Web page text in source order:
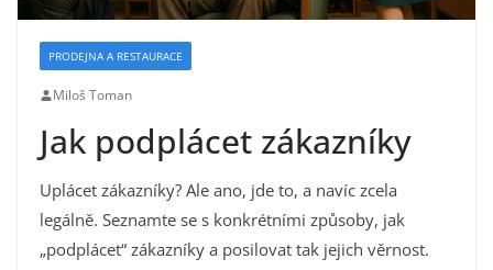
PRODEJNA A RESTAURACE
Miloš Toman
Jak podplácet zákazníky
Uplácet zákazníky? Ale ano, jde to, a navíc zcela
legálně. Seznamte se s konkrétními způsoby, jak
„podplácet“ zákazníky a posilovat tak jejich věrnost.